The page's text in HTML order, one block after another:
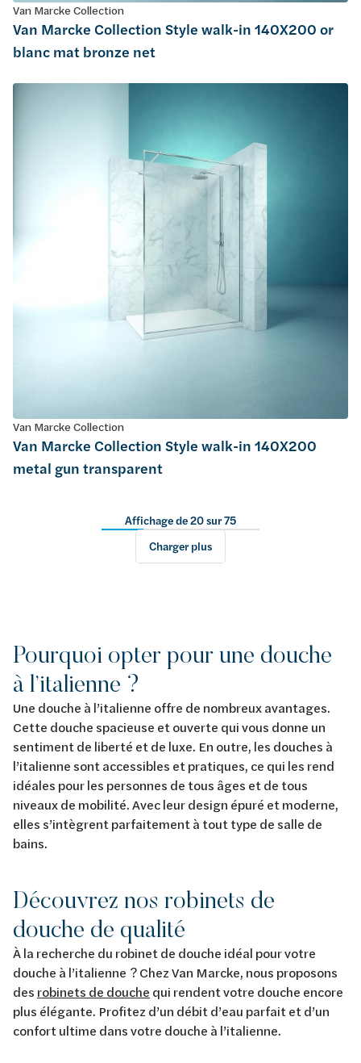
Van Marcke Collection
Van Marcke Collection Style walk-in 140X200 or
blanc mat bronze net
Van Marcke Collection
Van Marcke Collection Style walk-in 140X200
metal gun transparent
Affichage de 20 sur 75
Charger plus
Pourquoi opter pour une douche
à l’italienne ?
Une douche à l’italienne offre de nombreux avantages.
Cette douche spacieuse et ouverte qui vous donne un
sentiment de liberté et de luxe. En outre, les douches à
l’italienne sont accessibles et pratiques, ce qui les rend
idéales pour les personnes de tous âges et de tous
niveaux de mobilité. Avec leur design épuré et moderne,
elles s’intègrent parfaitement à tout type de salle de
bains.
Découvrez nos robinets de
douche de qualité
À la recherche du robinet de douche idéal pour votre
douche à l’italienne ? Chez Van Marcke, nous proposons
des robinets de douche qui rendent votre douche encore
plus élégante. Profitez d’un débit d’eau parfait et d’un
confort ultime dans votre douche à l’italienne.